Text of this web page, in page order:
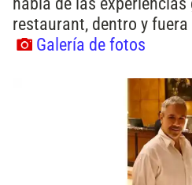
restaurant, dentro y
Galería de fotos